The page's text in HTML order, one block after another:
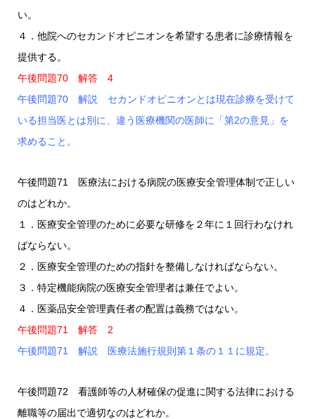
い。
４．他院へのセカンドオピニオンを希望する患者に診療情報を
提供する。
午後問題70 解答 4
午後問題70 解説 セカンドオピニオンとは現在診療を受けて
いる担当医とは別に、違う医療機関の医師に「第2の意見」を
求めること。
午後問題71 医療法における病院の医療安全管理体制で正しい
のはどれか。
１．医療安全管理のために必要な研修を２年に１回行わなけれ
ばならない。
２．医療安全管理のための指針を整備しなければならない。
３．特定機能病院の医療安全管理者は兼任でよい。
４．医薬品安全管理責任者の配置は義務ではない。
午後問題71 解答 2
午後問題71 解説 医療法施行規則第１条の１１に規定。
午後問題72 看護師等の人材確保の促進に関する法律における
離職等の届出で適切なのはどれか。